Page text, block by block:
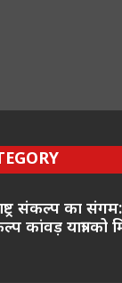
संकल्प का
यात्रा को